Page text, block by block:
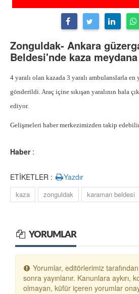
Zonguldak- Ankara
Beldesi'nde kaza
4 yaralı olan kazada 3 yaralı ambulanslarla en
gönderildi. Araç içine sıkışan yaralının hala
ediyor.
Gelişmeleri haber merkezimizden takip
Haber:
ETİKETLER : Yazdır
kaza zonguldak karaman beldesi
YORUMLAR
Yorumlar, editörlerimiz
sonra yayınlanır. Kanunlara aykırı,
olmayan, küfür içeren yorumlar